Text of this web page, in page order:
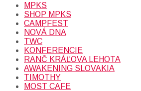
MPKS
SHOP MPKS
CAMPFEST
NOVÁ DNA
TWC
KONFERENCIE
RANČ KRÁĽOVA LEHOTA
AWAKENING SLOVAKIA
TIMOTHY
MOST CAFE